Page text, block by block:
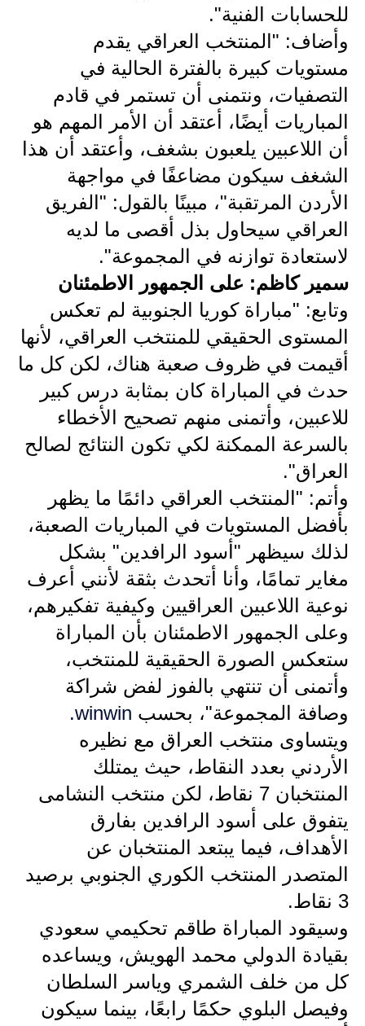
مرشحات
المرحلة الابتدائية
المرحلة المتوسطة
المرحلة الاعدادية
كتب مدرسية
المرحلة الابتدائية
المرحلة المتوسطة
المرحلة الاعدادية
ملازم دراسية
المرحلة الابتدائية
المرحلة المتوسطة
المرحلة الاعدادية
دروس
المرحلة الابتدائية
المرحلة المتوسطة
المرحلة الاعدادية
مواضيع انشاء
المرحلة الابتدائية
المرحلة المتوسطة
المرحلة الاعدادية
الجامعات
اخبار وقرارات وزارة التعليم
العالي
استمارة القبول المركزي
نتائج القبول المركزي
الطقس
العطل
للحسابات الفنية".
وأضاف: "المنتخب العراقي يقدم
مستويات كبيرة بالفترة الحالية في
التصفيات، ونتمنى أن تستمر في قادم
المباريات أيضًا، أعتقد أن الأمر المهم هو
أن اللاعبين يلعبون بشغف، وأعتقد أن هذا
الشغف سيكون مضاعفًا في مواجهة
الأردن المرتقبة"، مبينًا بالقول: "الفريق
العراقي سيحاول بذل أقصى ما لديه
لاستعادة توازنه في المجموعة".
سمير كاظم: على الجمهور الاطمئنان
وتابع: "مباراة كوريا الجنوبية لم تعكس
المستوى الحقيقي للمنتخب العراقي، لأنها
أقيمت في ظروف صعبة هناك، لكن كل ما
حدث في المباراة كان بمثابة درس كبير
للاعبين، وأتمنى منهم تصحيح الأخطاء
بالسرعة الممكنة لكي تكون النتائج لصالح
العراق".
وأتم: "المنتخب العراقي دائمًا ما يظهر
بأفضل المستويات في المباريات الصعبة،
لذلك سيظهر "أسود الرافدين" بشكل
مغاير تمامًا، وأنا أتحدث بثقة لأنني أعرف
نوعية اللاعبين العراقيين وكيفية تفكيرهم،
وعلى الجمهور الاطمئنان بأن المباراة
ستعكس الصورة الحقيقية للمنتخب،
وأتمنى أن تنتهي بالفوز لفض شراكة
وصافة المجموعة"، بحسب winwin.
ويتساوى منتخب العراق مع نظيره
الأردني بعدد النقاط، حيث يمتلك
المنتخبان 7 نقاط، لكن منتخب النشامى
يتفوق على أسود الرافدين بفارق
الأهداف، فيما يبتعد المنتخبان عن
المتصدر المنتخب الكوري الجنوبي برصيد
3 نقاط.
وسيقود المباراة طاقم تحكيمي سعودي
بقيادة الدولي محمد الهويش، ويساعده
كل من خلف الشمري وياسر السلطان
وفيصل البلوي حكمًا رابعًا، بينما سيكون